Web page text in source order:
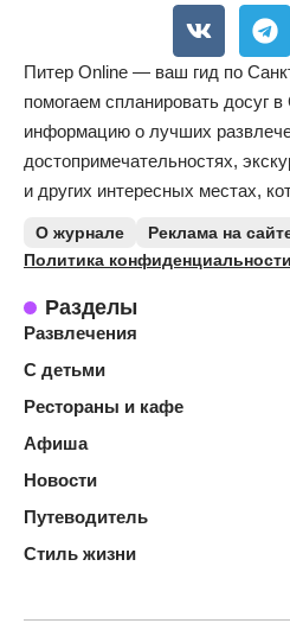
Питер Online — ваш гид по
помогаем спланировать досуг
информацию о лучших
достопримечательностях,
и других интересных местах,
О журнале Реклама на
Политика конфиденциальности
Разделы
Развлечения
С детьми
Рестораны и кафе
Афиша
Новости
Путеводитель
Стиль жизни